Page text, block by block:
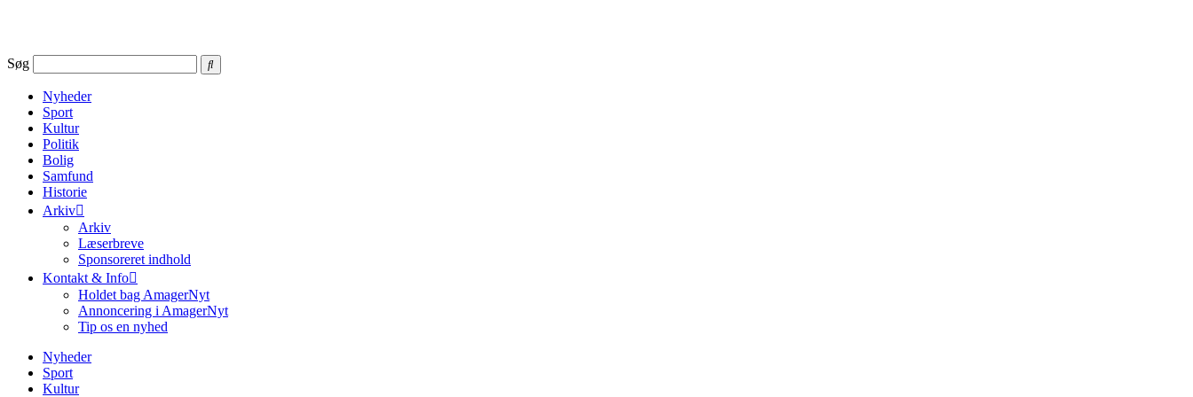
Søg
Nyheder
Sport
Kultur
Politik
Bolig
Samfund
Historie
Arkiv
Arkiv
Læserbreve
Sponsoreret indhold
Kontakt & Info
Holdet bag AmagerNyt
Annoncering i AmagerNyt
Tip os en nyhed
Nyheder
Sport
Kultur